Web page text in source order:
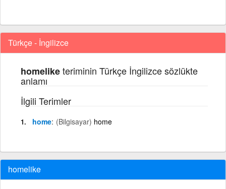
Türkçe - İngilizce
homeliketeriminin Türkçe İngilizce sözlükte
anlamı
İlgili Terimler
home (Bilgisayar) home
homelike